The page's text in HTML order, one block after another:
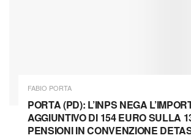
FABIO PORTA
PORTA (PD): L’INPS NEGA
AGGIUNTIVO DI 154 EURO SULLA
PENSIONI IN CONVENZIONE